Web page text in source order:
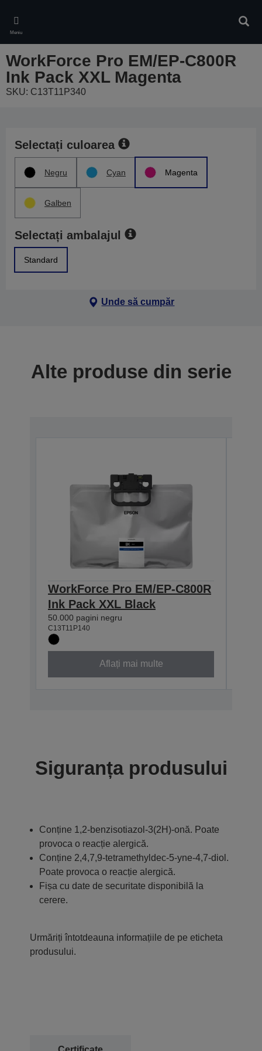
main
content
Meniu
WorkForce Pro EM/EP-C800R
Ink Pack XXL Magenta
SKU: C13T11P340
Selectați culoarea
Negru Cyan Magenta
Galben
Selectați ambalajul
Standard
Unde să cumpăr
Alte produse din serie
WorkForce Pro EM/EP-C800R
Ink Pack XXL Black
50.000 pagini negru
C13T11P140
Aflați mai multe
Siguranța produsului
Conține 1,2-benzisotiazol-3(2H)-onă. Poate
provoca o reacție alergică.
Conține 2,4,7,9-tetramethyldec-5-yne-4,7-diol.
Poate provoca o reacție alergică.
Fișa cu date de securitate disponibilă la
cerere.
Urmăriți întotdeauna informațiile de pe eticheta
produsului.